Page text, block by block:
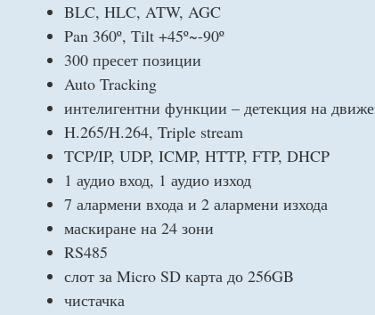
BLC, HLC, ATW, AGC
Pan 360º, Tilt +45º~-90º
300 пресет позиции
Auto Tracking
интелигентни функции – детекция на
H.265/H.264, Triple stream
TCP/IP, UDP, ICMP, HTTP, FTP, DHCP
1 аудио вход, 1 аудио изход
7 алармени входа и 2 алармени изхода
маскиране на 24 зони
RS485
слот за Micro SD карта до 256GB
чистачка